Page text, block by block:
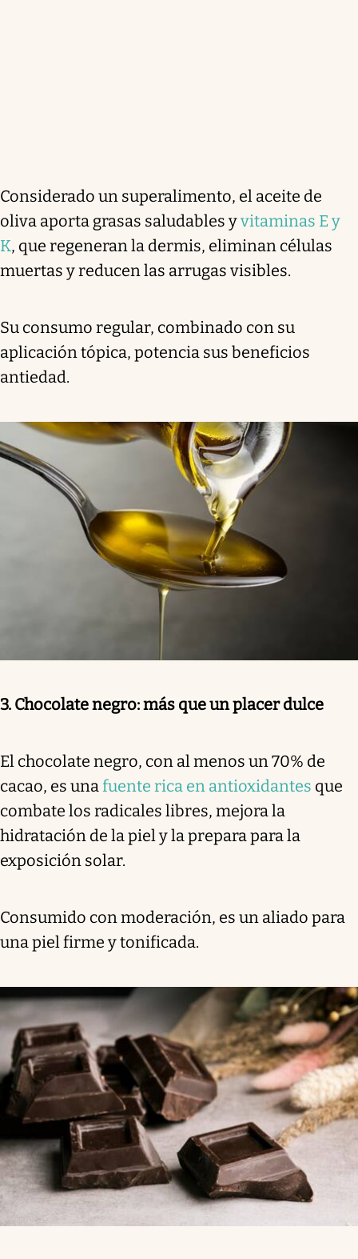
Considerado un superalimento, el aceite de
oliva aporta grasas saludables yvitaminas E y
K, que regeneran la dermis, eliminan células
muertas y reducen las arrugas visibles.
Su consumo regular, combinado con su
aplicación tópica, potencia sus beneficios
antiedad.
3. Chocolate negro: más que un placer dulce
El chocolate negro, con al menos un 70% de
cacao, es unafuente rica en antioxidantes que
combate los radicales libres, mejora la
hidratación de la piel y la prepara para la
exposición solar.
Consumido con moderación, es un aliado para
una piel firme y tonificada.